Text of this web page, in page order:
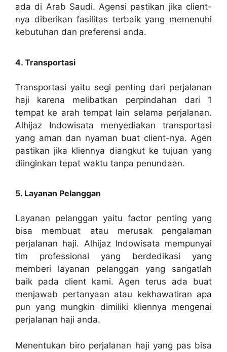
ada di Arab Saudi. Agensi pastikan jika client-
nya diberikan fasilitas terbaik yang memenuhi
kebutuhan dan preferensi anda.
4. Transportasi
Transportasi yaitu segi penting dari perjalanan
haji karena melibatkan perpindahan dari 1
tempat ke arah tempat lain selama perjalanan.
Alhijaz Indowisata menyediakan transportasi
yang aman dan nyaman buat client-nya. Agen
pastikan jika kliennya diangkut ke tujuan yang
diinginkan tepat waktu tanpa penundaan.
5. Layanan Pelanggan
Layanan pelanggan yaitu factor penting yang
bisa membuat atau merusak pengalaman
perjalanan haji. Alhijaz Indowisata mempunyai
tim professional yang berdedikasi yang
memberi layanan pelanggan yang sangatlah
baik pada client kami. Agen terus ada buat
menjawab pertanyaan atau kekhawatiran apa
pun yang mungkin dimiliki kliennya mengenai
perjalanan haji anda.
Menentukan biro perjalanan haji yang pas bisa